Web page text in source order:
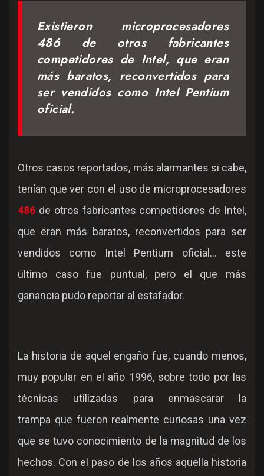
Existieron microprocesadores
486 de otros fabricantes
competidores de Intel, que eran
más baratos, reconvertidos para
ser vendidos como Intel Pentium
oficial.
Otros casos reportados, más alarmantes si cabe,
tenían que ver con el uso de microprocesadores
486 de otros fabricantes competidores de Intel,
que eran más baratos, reconvertidos para ser
vendidos como Intel Pentium oficial... este
último caso fue puntual, pero el que más
ganancia pudo reportar al estafador.
La historia de aquel engaño fue, cuando menos,
muy popular en el año 1996, sobre todo por las
técnicas utilizadas para enmascarar la
trampa que fueron realmente curiosas una vez
que se tuvo conocimiento de la magnitud de los
hechos. Con el paso de los años aquella historia